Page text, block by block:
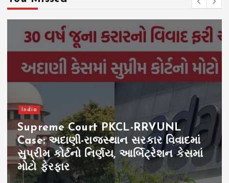
India
Supreme Court PKCL-RRVUNL
Case: અદાણી-રાજસ્થાન સરકાર વિવાદમાં
સુપ્રીમ કોર્ટનો નિર્ણય, આર્બિટ્રેશન કેસમાં
મોટો ફેરફાર